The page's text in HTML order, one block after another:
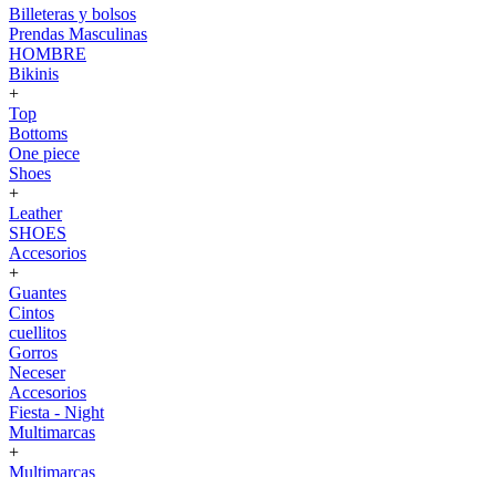
Billeteras y bolsos
Prendas Masculinas
HOMBRE
Bikinis
+
Top
Bottoms
One piece
Shoes
+
Leather
SHOES
Accesorios
+
Guantes
Cintos
cuellitos
Gorros
Neceser
Accesorios
Fiesta - Night
Multimarcas
+
Multimarcas